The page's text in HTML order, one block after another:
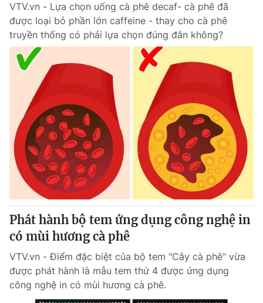
Emagazine Podcast
Photo Infographic
Video Shorts video
VTV Money VTV Thể thao
VTV Sức khoẻ Bất động sản
Thị trường 24h Tấm lòng Việt
VTV4 Vươn mình bằng AI
Liên hệ tòa soạn English
VTV.vn - Lựa chọn uống cà phê decaf- cà phê đã
được loại bỏ phần lớn caffeine - thay cho cà phê
truyền thống có phải lựa chọn đúng đắn không?
Phát hành bộ tem ứng dụng công nghệ in
có mùi hương cà phê
VTV.vn - Điểm đặc biệt của bộ tem "Cây cà phê" vừa
được phát hành là mẫu tem thứ 4 được ứng dụng
công nghệ in có mùi hương cà phê.